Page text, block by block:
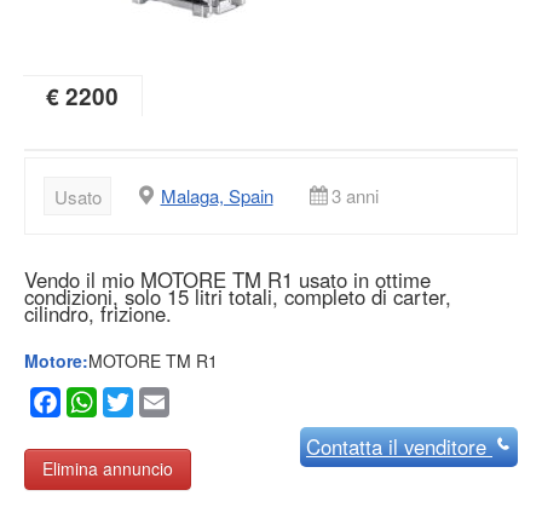
€ 2200
Usato Malaga, Spain 3 anni
Vendo il mio MOTORE TM R1 usato in ottime
condizioni, solo 15 litri totali, completo di carter,
cilindro, frizione.
Motore:MOTORE TM R1
Facebook
WhatsApp
Twitter
Elimina annuncio
Contattail venditore